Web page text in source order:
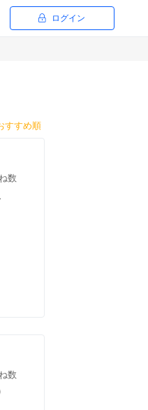
ログイン
数
数